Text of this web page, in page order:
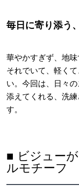
毎日に寄り添う
華やかすぎず、地味
それでいて、軽く
い。今回は、日々
添えてくれる、洗
す。
■ ビジュー
ルモチーフ